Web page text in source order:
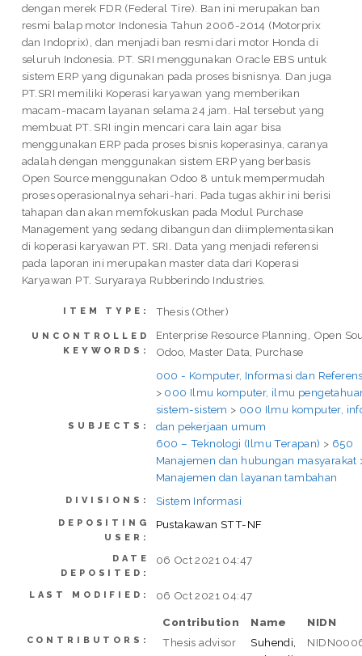
dengan merek FDR (Federal Tire). Ban ini merupakan ban
resmi balap motor Indonesia Tahun 2006-2014 (Motorprix
dan Indoprix), dan menjadi ban resmi dari motor Honda di
seluruh Indonesia. PT. SRI menggunakan Oracle EBS untuk
sistem ERP yang digunakan pada proses bisnisnya. Dan juga
PT.SRI memiliki Koperasi karyawan yang memberikan
macam-macam layanan selama 24 jam. Hal tersebut yang
membuat PT. SRI ingin mencari cara lain agar bisa
menggunakan ERP pada proses bisnis koperasinya, caranya
adalah dengan menggunakan sistem ERP yang berbasis
Open Source menggunakan Odoo 8 untuk mempermudah
proses operasionalnya sehari-hari. Pada tugas akhir ini berisi
tahapan dan akan memfokuskan pada Modul Purchase
Management yang sedang dibangun dan diimplementasikan
di koperasi karyawan PT. SRI. Data yang menjadi referensi
pada laporan ini merupakan master data dari Koperasi
Karyawan PT. Suryaraya Rubberindo Industries.
ITEM TYPE: Thesis (Other)
UNCONTROLLED
KEYWORDS:
Enterprise Resource Planning, Open
Odoo, Master Data, Purchase
SUBJECTS:
000 - Komputer, Informasi dan
> 000 Ilmu komputer, ilmu
sistem-sistem > 000 Ilmu komputer,
dan pekerjaan umum
600 – Teknologi (Ilmu Terapan) > 650
Manajemen dan hubungan masyarakat
Manajemen dan layanan tambahan
DIVISIONS: Sistem Informasi
DEPOSITING
USER:
Pustakawan STT-NF
DATE
DEPOSITED:
06 Oct 2021 04:47
LAST MODIFIED: 06 Oct 2021 04:47
CONTRIBUTORS:
Contribution Name
NIDN
Thesis advisor
Suhendi,